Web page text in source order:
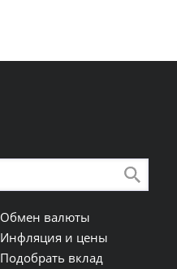
Обмен валюты
Инфляция и цены
Подобрать вклад